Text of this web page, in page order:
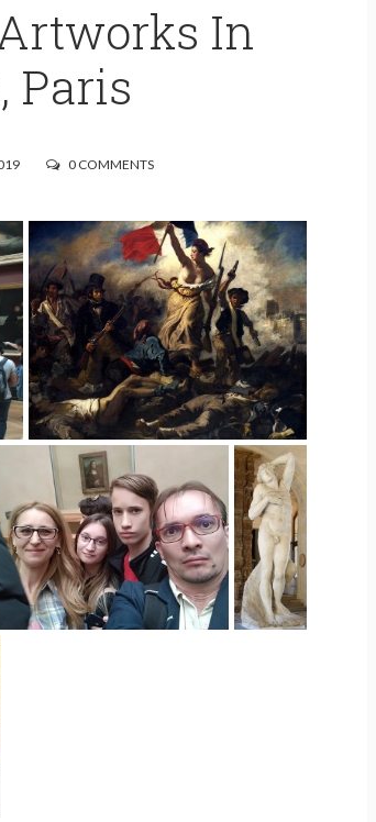
In
Paris
0 COMMENTS